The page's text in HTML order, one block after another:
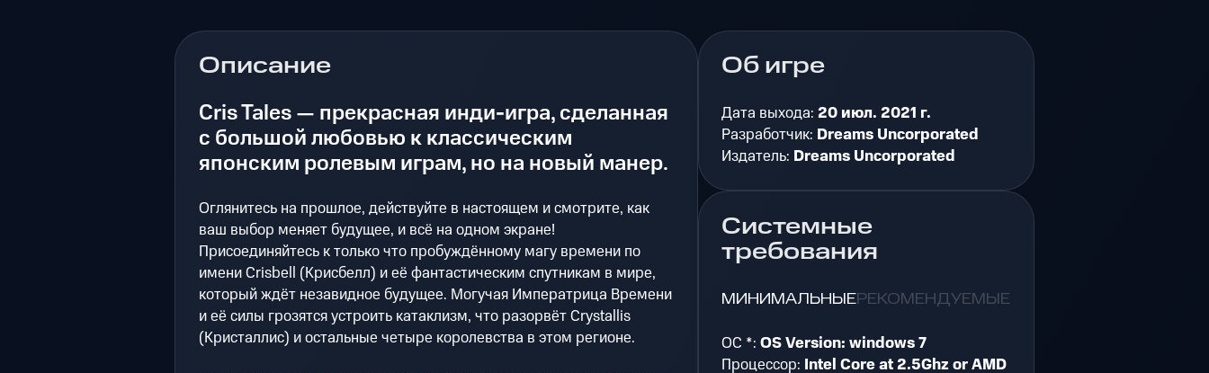
Описание
Cris Tales — прекрасная инди-игра, сделанная
с большой любовью к классическим
японским ролевым играм, но на новый манер.
Оглянитесь на прошлое, действуйте в настоящем и смотрите, как
ваш выбор меняет будущее, и всё на одном экране!
Присоединяйтесь к только что пробуждённому магу времени по
имени Crisbell (Крисбелл) и её фантастическим спутникам в мире,
который ждёт незавидное будущее. Могучая Императрица Времени
и её силы грозятся устроить катаклизм, что разорвёт Crystallis
(Кристаллис) и остальные четыре королевства в этом регионе.
Об игре
Дата выхода:20 июл. 2021 г.
Разработчик: Dreams Uncorporated
Издатель: Dreams Uncorporated
Системные
требования
МИНИМАЛЬНЫЕРЕКОМЕНДУЕМЫЕ
ОС *:OS Version: windows 7
Процессор: Intel Core at 2.5Ghz or AMD